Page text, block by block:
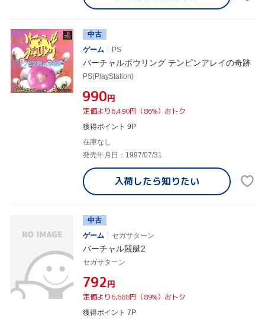
中古
ゲーム
PS
バーチャルボウリング テンピンアレイの奇跡
PS(PlayStation)
¥990円
定価より6,490円（86%）おトク
獲得ポイント 9P
在庫なし
発売年月日：1997/07/31
入荷したら知りたい
中古
ゲーム
セガサターン
バーチャル競艇2
セガサターン
¥792円
定価より6,688円（89%）おトク
獲得ポイント 7P